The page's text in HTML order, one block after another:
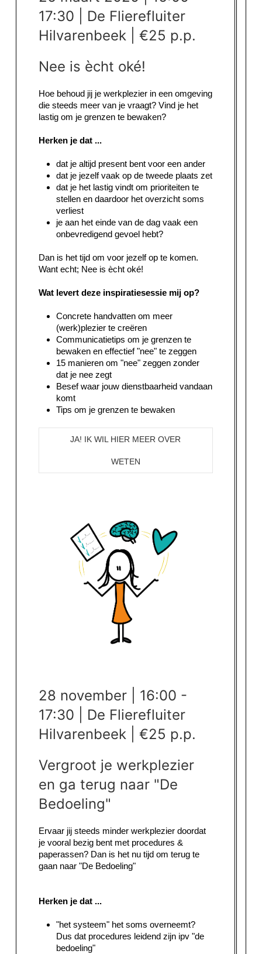
17:30 | De Flierefluiter
Hilvarenbeek | €25 p.p.
Nee is ècht oké!
Hoe behoud jij je werkplezier in een omgeving
die steeds meer van je vraagt? Vind je het
lastig om je grenzen te bewaken?
Herken je dat ...
dat je altijd present bent voor een ander
dat je jezelf vaak op de tweede plaats zet
dat je het lastig vindt om prioriteiten te
stellen en daardoor het overzicht soms
verliest
je aan het einde van de dag vaak een
onbevredigend gevoel hebt?
Dan is het tijd om voor jezelf op te komen.
Want echt; Nee is ècht oké!
Wat levert deze inspiratiesessie mij op?
Concrete handvatten om meer
(werk)plezier te creëren
Communicatietips om je grenzen te
bewaken en effectief "nee" te zeggen
15 manieren om "nee" zeggen zonder
dat je nee zegt
Besef waar jouw dienstbaarheid vandaan
komt
Tips om je grenzen te bewaken
JA! IK WIL HIER MEER OVER
WETEN
28 november | 16:00 -
17:30 | De Flierefluiter
Hilvarenbeek | €25 p.p.
Vergroot je werkplezier
en ga terug naar "De
Bedoeling"
Ervaar jij steeds minder werkplezier doordat
je vooral bezig bent met procedures &
paperassen? Dan is het nu tijd om terug te
gaan naar "De Bedoeling"
Herken je dat ...
"het systeem" het soms overneemt?
Dus dat procedures leidend zijn ipv "de
bedoeling"